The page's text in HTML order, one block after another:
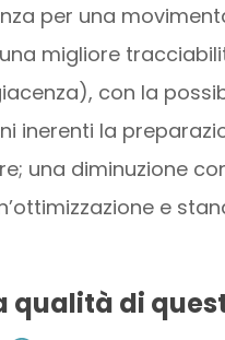
per una
migliore
con la
inerenti la
una diminuzione
e
qualità di